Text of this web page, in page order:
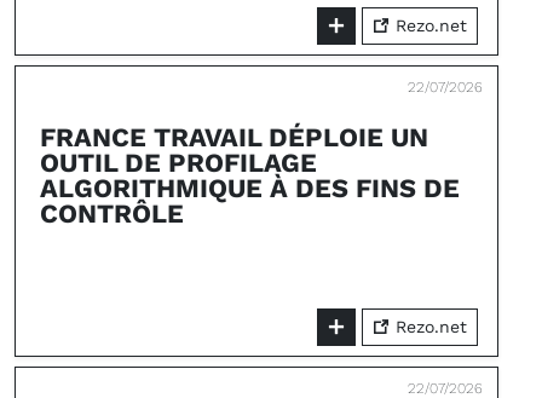
Rezo.net
22/07/2026
FRANCE TRAVAIL DÉPLOIE UN
OUTIL DE PROFILAGE
ALGORITHMIQUE À DES FINS DE
CONTRÔLE
Rezo.net
22/07/2026